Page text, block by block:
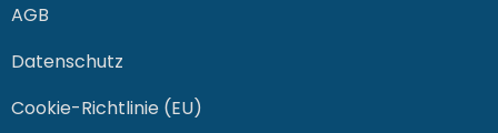
AGB
Datenschutz
Cookie-Richtlinie (EU)